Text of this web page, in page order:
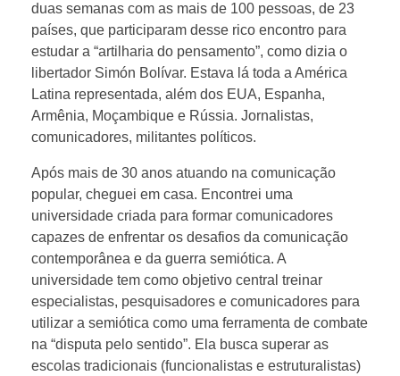
duas semanas com as mais de 100 pessoas, de 23
países, que participaram desse rico encontro para
estudar a “artilharia do pensamento”, como dizia o
libertador Simón Bolívar. Estava lá toda a América
Latina representada, além dos EUA, Espanha,
Armênia, Moçambique e Rússia. Jornalistas,
comunicadores, militantes políticos.
Após mais de 30 anos atuando na comunicação
popular, cheguei em casa. Encontrei uma
universidade criada para formar comunicadores
capazes de enfrentar os desafios da comunicação
contemporânea e da guerra semiótica. A
universidade tem como objetivo central treinar
especialistas, pesquisadores e comunicadores para
utilizar a semiótica como uma ferramenta de combate
na “disputa pelo sentido”. Ela busca superar as
escolas tradicionais (funcionalistas e estruturalistas)